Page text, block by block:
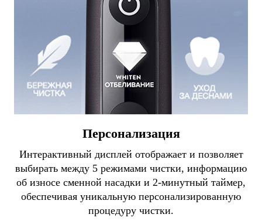
Персонализация
Интерактивный дисплей отображает и позволяет
выбирать между 5 режимами чистки, информацию
об износе сменной насадки и 2-минутный таймер,
обеспечивая уникальную персонализированную
процедуру чистки.